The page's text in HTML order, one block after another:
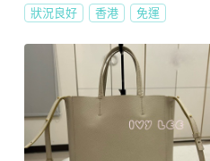
狀況良好 香港 免運